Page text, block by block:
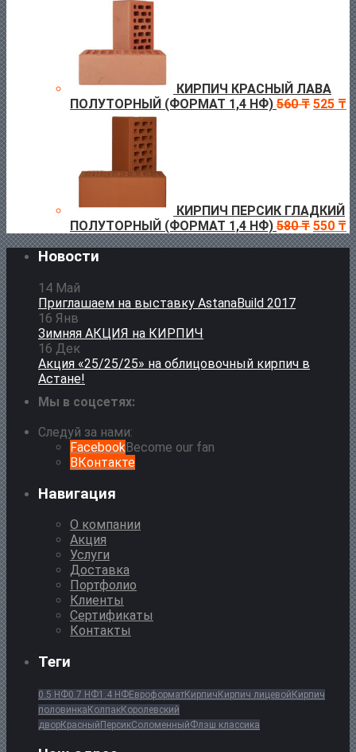
КИРПИЧ КРАСНЫЙ ЛАВА
ПОЛУТОРНЫЙ (ФОРМАТ 1,4 НФ) 560₸ 525 ₸
КИРПИЧ ПЕРСИК ГЛАДКИЙ
ПОЛУТОРНЫЙ (ФОРМАТ 1,4 НФ) 580₸ 550 ₸
Новости
14 Май
Приглашаем на выставку AstanaBuild 2017
16 Янв
Зимняя АКЦИЯ на КИРПИЧ
16 Дек
Акция «25/25/25» на облицовочный кирпич в
Астане!
Мы в соцсетях:
Следуй за нами:
FacebookBecome our fan
ВКонтакте
Навигация
О компании
Акция
Услуги
Доставка
Портфолио
Клиенты
Сертификаты
Контакты
Теги
0.5 НФ0.7 НФ1.4 НФЕвроформатКирпичКирпич лицевойКирпич
половинкаКолпакКоролевский
дворКрасныйПерсикСоломенныйФлэш классика